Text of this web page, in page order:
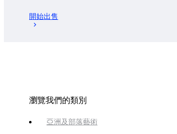
開始出售
瀏覽我們的類別
亞洲及部落藝術